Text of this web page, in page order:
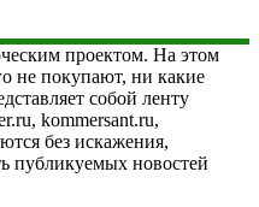
проектом. На этом
не покупают, ни какие
собой ленту
kommersant.ru,
без искажения,
публикуемых новостей